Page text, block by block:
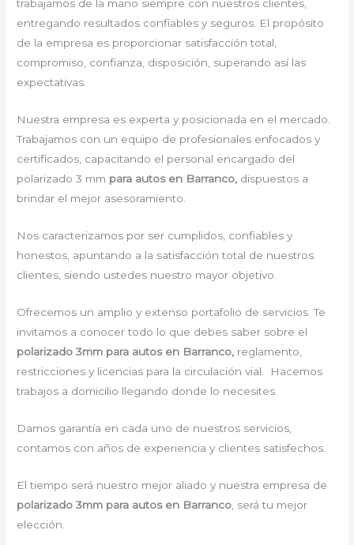
trabajamos de la mano siempre con nuestros clientes,
entregando resultados confiables y seguros. El propósito
de la empresa es proporcionar satisfacción total,
compromiso, confianza, disposición, superando así las
expectativas.
Nuestra empresa es experta y posicionada en el mercado.
Trabajamos con un equipo de profesionales enfocados y
certificados, capacitando el personal encargado del
polarizado 3 mm para autos en Barranco, dispuestos a
brindar el mejor asesoramiento.
Nos caracterizamos por ser cumplidos, confiables y
honestos, apuntando a la satisfacción total de nuestros
clientes, siendo ustedes nuestro mayor objetivo.
Ofrecemos un amplio y extenso portafolio de servicios. Te
invitamos a conocer todo lo que debes saber sobre el
polarizado 3mm para autos en Barranco, reglamento,
restricciones y licencias para la circulación vial. Hacemos
trabajos a domicilio llegando donde lo necesites.
Damos garantía en cada uno de nuestros servicios,
contamos con años de experiencia y clientes satisfechos.
El tiempo será nuestro mejor aliado y nuestra empresa de
polarizado 3mm para autos en Barranco , será tu mejor
elección.